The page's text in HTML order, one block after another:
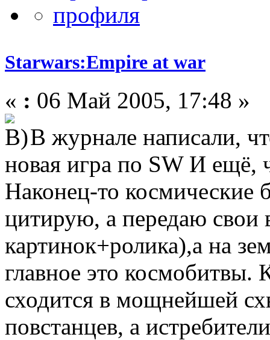
Starwars:Empire at war
« : 06 Май 2005, 17:48 »
В журнале написали,
новая игра по SW И ещё,
Наконец-то космические
цитирую, а передаю свои
картинок+ролика),а на
главное это космобитвы.
сходится в мощнейшей
повстанцев, а